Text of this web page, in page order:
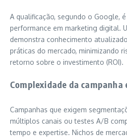
A qualificação, segundo o Google,
performance em marketing digital.
demonstra conhecimento
práticas do mercado, minimizando
retorno sobre o investimento (ROI).
Complexidade da campanha
Campanhas que exigem
múltiplos canais ou testes A/B
tempo e expertise. Nichos de